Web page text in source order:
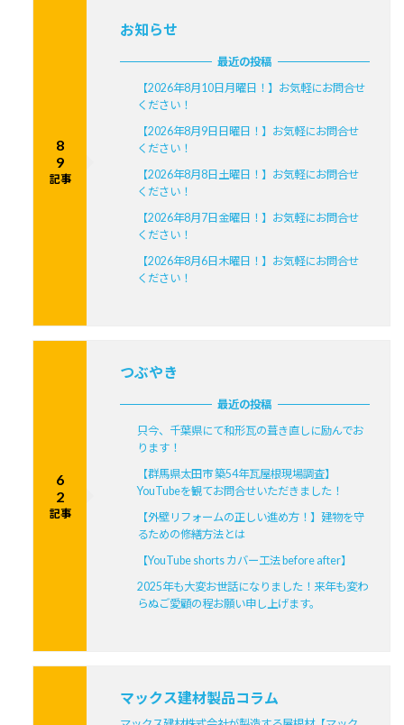
8
9
記事
お知らせ
最近の投稿
【2026年8月10日月曜日！】お気軽にお問合せ
ください！
【2026年8月9日日曜日！】お気軽にお問合せ
ください！
【2026年8月8日土曜日！】お気軽にお問合せ
ください！
【2026年8月7日金曜日！】お気軽にお問合せ
ください！
【2026年8月6日木曜日！】お気軽にお問合せ
ください！
6
2
記事
つぶやき
最近の投稿
只今、千葉県にて和形瓦の葺き直しに励んでお
ります！
【群馬県太田市 築54年瓦屋根現場調査】
YouTubeを観てお問合せいただきました！
【外壁リフォームの正しい進め方！】建物を守
るための修繕方法とは
【YouTube shorts カバー工法 before after】
2025年も大変お世話になりました！来年も変わ
らぬご愛顧の程お願い申し上げます。
マックス建材製品コラム